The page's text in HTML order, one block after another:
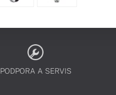
PODPORA A SERVIS